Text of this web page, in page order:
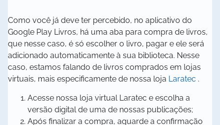
Como você já deve ter percebido, no aplicativo do
Google Play Livros, há uma aba para compra de livros,
que nesse caso, é só escolher o livro, pagar e ele será
adicionado automaticamente à sua biblioteca. Nesse
caso, estamos falando de livros comprados em lojas
virtuais, mais especificamente de nossa loja Laratec abre
.
Acesse nossa loja virtual Laratec e escolha a
versão digital de uma de nossas publicações;
Após finalizar a compra, aguarde a confirmação